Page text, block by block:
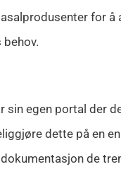
for
sin egen portal der
dette på en
de